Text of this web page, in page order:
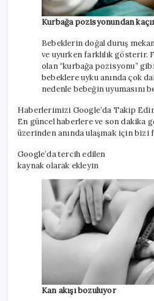
Kurbağa pozisyonundan
Bebeklerin doğal duruş
ve uyurken farklılık gösterir.
olan “kurbağa pozisyonu”
bebeklere uyku anında çok
nedenle bebeğin uyumasını
Haberlerimizi Google’da Takip
En güncel haberlere ve son dakika
üzerinden anında ulaşmak için bizi
Google’da tercih edilen
kaynak olarak ekleyin
Kan akışı bozuluyor